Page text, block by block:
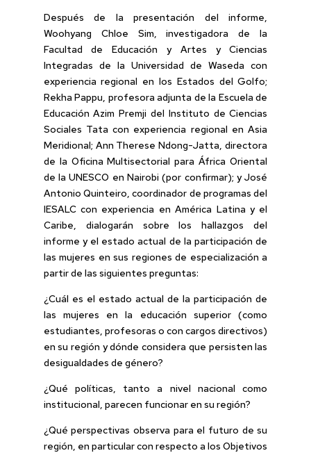
Después de la presentación del informe,
Woohyang Chloe Sim, investigadora de la
Facultad de Educación y Artes y Ciencias
Integradas de la Universidad de Waseda con
experiencia regional en los Estados del Golfo;
Rekha Pappu, profesora adjunta de la Escuela de
Educación Azim Premji del Instituto de Ciencias
Sociales Tata con experiencia regional en Asia
Meridional; Ann Therese Ndong-Jatta, directora
de la Oficina Multisectorial para África Oriental
de la UNESCO en Nairobi (por confirmar); y José
Antonio Quinteiro, coordinador de programas del
IESALC con experiencia en América Latina y el
Caribe, dialogarán sobre los hallazgos del
informe y el estado actual de la participación de
las mujeres en sus regiones de especialización a
partir de las siguientes preguntas:
¿Cuál es el estado actual de la participación de
las mujeres en la educación superior (como
estudiantes, profesoras o con cargos directivos)
en su región y dónde considera que persisten las
desigualdades de género?
¿Qué políticas, tanto a nivel nacional como
institucional, parecen funcionar en su región?
¿Qué perspectivas observa para el futuro de su
región, en particular con respecto a los Objetivos